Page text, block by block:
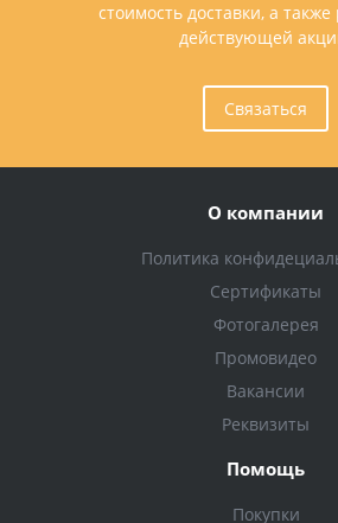
стоимость доставки, а также
действующей
Связаться
О компании
Политика
Сертификаты
Фотогалерея
Промовидео
Вакансии
Реквизиты
Помощь
Покупки